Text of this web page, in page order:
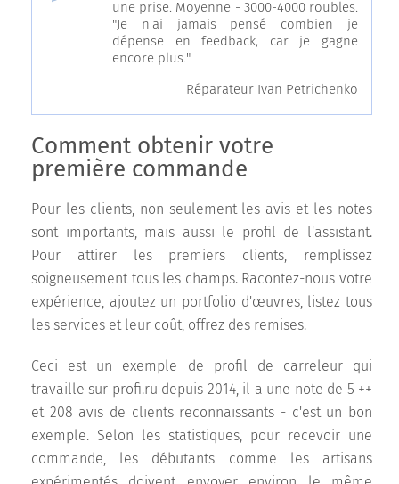
une prise. Moyenne - 3000-4000 roubles.
"Je n'ai jamais pensé combien je
dépense en feedback, car je gagne
encore plus."
Réparateur Ivan Petrichenko
Comment obtenir votre
première commande
Pour les clients, non seulement les avis et les notes
sont importants, mais aussi le profil de l'assistant.
Pour attirer les premiers clients, remplissez
soigneusement tous les champs. Racontez-nous votre
expérience, ajoutez un portfolio d'œuvres, listez tous
les services et leur coût, offrez des remises.
Ceci est un exemple de profil de carreleur qui
travaille sur profi.ru depuis 2014, il a une note de 5 ++
et 208 avis de clients reconnaissants - c'est un bon
exemple. Selon les statistiques, pour recevoir une
commande, les débutants comme les artisans